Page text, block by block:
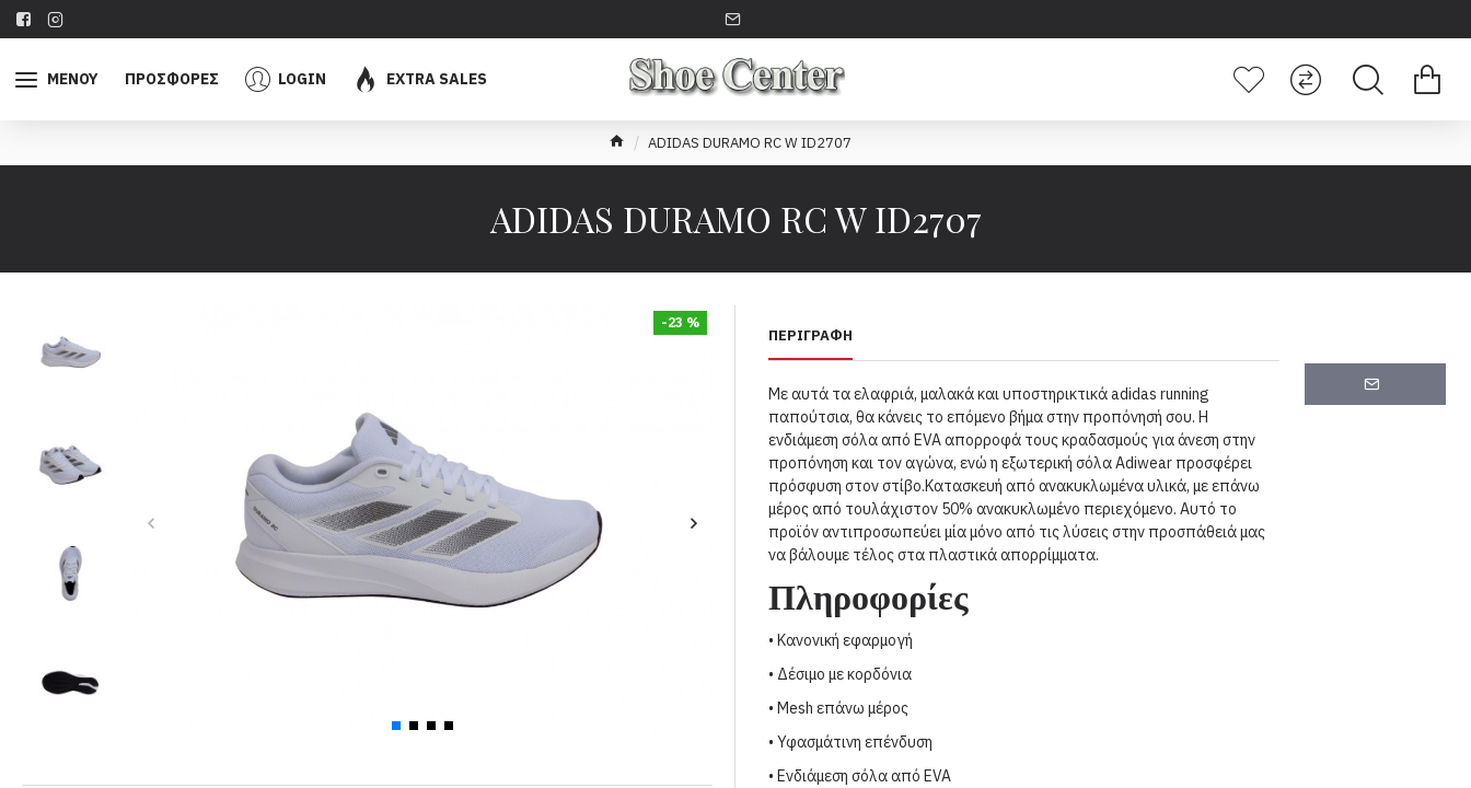
ΜΕΝΟΥ ΠΡΟΣΦΟΡΕΣ LOGIN EXTRA SALES
ADIDAS DURAMO RC W ID2707
ADIDAS DURAMO RC W ID2707
-23 %
ΠΕΡΙΓΡΑΦΉ
Με αυτά τα ελαφριά, μαλακά και υποστηρικτικά adidas running
παπούτσια, θα κάνεις το επόμενο βήμα στην προπόνησή σου. Η
ενδιάμεση σόλα από EVA απορροφά τους κραδασμούς για άνεση στην
προπόνηση και τον αγώνα, ενώ η εξωτερική σόλα Adiwear προσφέρει
πρόσφυση στον στίβο.Κατασκευή από ανακυκλωμένα υλικά, με επάνω
μέρος από τουλάχιστον 50% ανακυκλωμένο περιεχόμενο. Αυτό το
προϊόν αντιπροσωπεύει μία μόνο από τις λύσεις στην προσπάθειά μας
να βάλουμε τέλος στα πλαστικά απορρίμματα.
Πληροφορίες
• Κανονική εφαρμογή
• Δέσιμο με κορδόνια
• Mesh επάνω μέρος
• Υφασμάτινη επένδυση
• Ενδιάμεση σόλα από EVA